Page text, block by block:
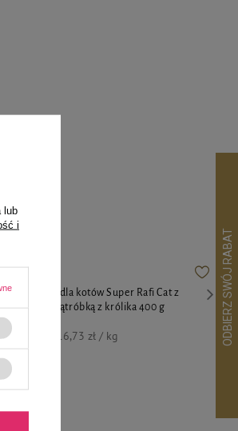
mokra dla kotów Super Rafi Cat z
przepiórką i wątróbką z królika 400 g
zł 16,73 zł / kg
lub
i